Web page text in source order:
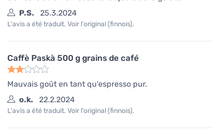
P.S.
25.3.2024
L'avis a été traduit. Voir l'original (finnois).
Caffè Paskà 500 g grains de café
Mauvais goût en tant qu'espresso pur.
o.k.
22.2.2024
L'avis a été traduit. Voir l'original (finnois).